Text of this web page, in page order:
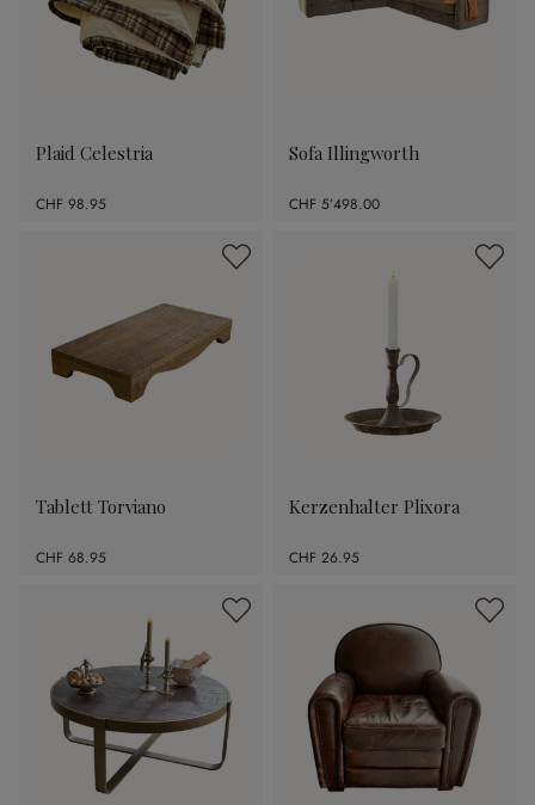
Plaid Celestria
CHF 98.95
Sofa Illingworth
CHF 5’498.00
Tablett Torviano
CHF 68.95
Kerzenhalter Plixora
CHF 26.95